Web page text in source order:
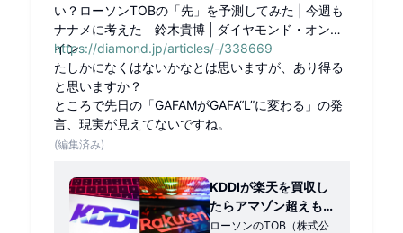
い？ローソンTOBの「先」を予測してみた | 今週も
ナナメに考えた 鈴木貴博 | ダイヤモンド・オンラ
イン
https://diamond.jp/articles/-/338669
たしかになくはないかなとは思いますが、あり得る
と思いますか？
ところで先日の「GAFAMがGAFA“L”に変わる」の発
言、現実が見えてないですね。
(編集済み)
KDDIが楽天を買収し
たらアマゾン超えも
夢じゃない？ローソ
ローソンのTOB（株式公